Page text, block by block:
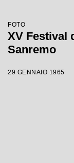
FOTO
XV Festival
Sanremo
29 GENNAIO 1965